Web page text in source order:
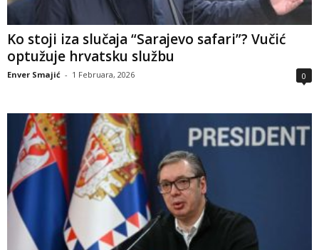
Ko stoji iza slučaja “Sarajevo safari”? Vučić
optužuje hrvatsku službu
Enver Smajić - 1 Februara, 2026 0